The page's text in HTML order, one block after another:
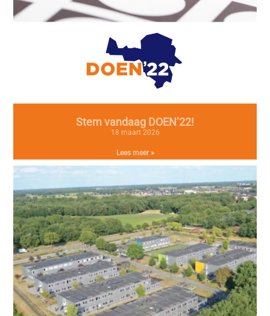
Stem vandaag DOEN’22!
18 maart 2026
Lees meer »